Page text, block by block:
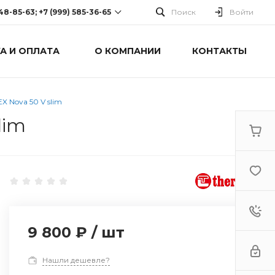
85-63; +7 (999) 585-36-65
63; +7 (999) 585-36-65
Поиск Войти
И ОПЛАТА О КОМПАНИИ КОНТАКТЫ
Nova 50 V slim
9 800 ₽ / шт
Нашли дешевле?